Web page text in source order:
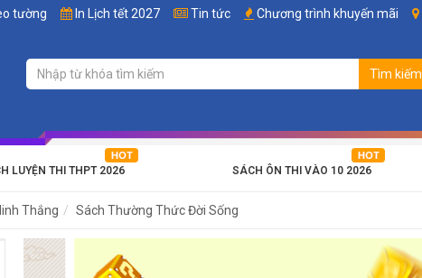
tường In Lịch tết 2027 Tin tức Chương trình khuyến mãi
Tìm kiếm
LUYỆN THI THPT 2026 SÁCH ÔN THI VÀO 10 2026
Thắng Sách Thường Thức Đời Sống